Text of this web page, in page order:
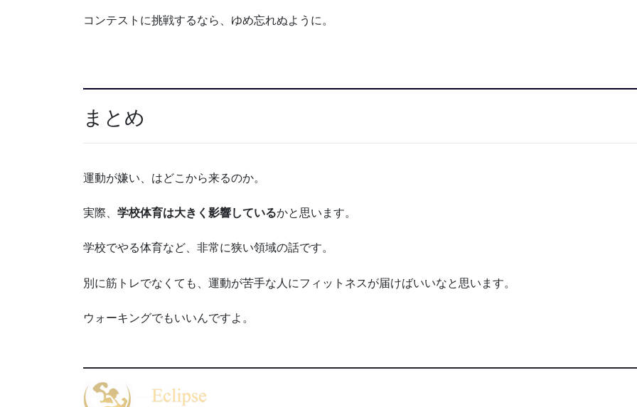
コンテストに挑戦するなら、ゆめ忘れぬように。
まとめ
運動が嫌い、はどこから来るのか。
実際、 学校体育は大きく影響しているかと思います。
学校でやる体育など、非常に狭い領域の話です。
別に筋トレでなくても、運動が苦手な人にフィットネスが届けばいいなと思います。
ウォーキングでもいいんですよ。